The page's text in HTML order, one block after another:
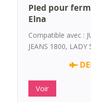
Pied pour
Elna
Compatible avec :
JEANS 1800, LADY
Voir